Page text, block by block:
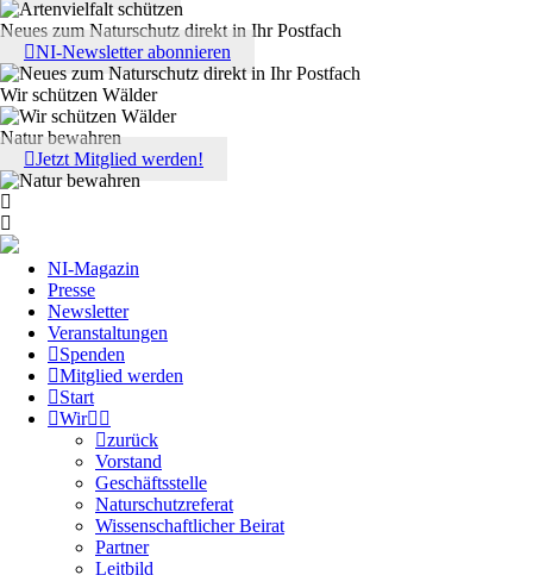
Neues zum Naturschutz direkt in Ihr Postfach
NI-Newsletter abonnieren
Wir schützen Wälder
Natur bewahren
Jetzt Mitglied werden!
NI-Magazin
Presse
Newsletter
Veranstaltungen
Spenden
Mitglied werden
Start
Wir
zurück
Vorstand
Geschäftsstelle
Naturschutzreferat
Wissenschaftlicher Beirat
Partner
Leitbild